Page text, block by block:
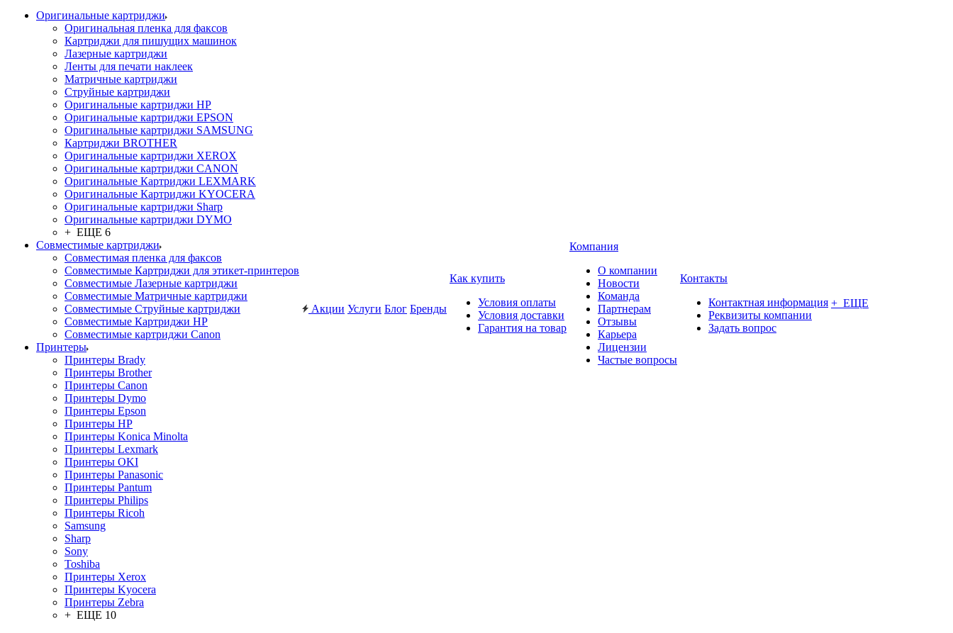
Оригинальные картриджи
Оригинальная пленка для факсов
Картриджи для пишущих машинок
Лазерные картриджи
Ленты для печати наклеек
Матричные картриджи
Струйные картриджи
Оригинальные картриджи HP
Оригинальные картриджи EPSON
Оригинальные картриджи SAMSUNG
Картриджи BROTHER
Оригинальные картриджи XEROX
Оригинальные картриджи CANON
Оригинальные Картриджи LEXMARK
Оригинальные Картриджи KYOCERA
Оригинальные картриджи Sharp
Оригинальные картриджи DYMO
+ ЕЩЕ 6
Совместимые картриджи
Совместимая пленка для факсов
Совместимые Картриджи для этикет-принтеров
Совместимые Лазерные картриджи
Совместимые Матричные картриджи
Совместимые Струйные картриджи
Совместимые Картриджи HP
Совместимые картриджи Canon
Принтеры
Принтеры Brady
Принтеры Brother
Принтеры Canon
Принтеры Dymo
Принтеры Epson
Принтеры HP
Принтеры Konica Minolta
Принтеры Lexmark
Принтеры OKI
Принтеры Panasonic
Принтеры Pantum
Принтеры Philips
Принтеры Ricoh
Samsung
Sharp
Sony
Toshiba
Принтеры Xerox
Принтеры Kyocera
Принтеры Zebra
+ ЕЩЕ 10
Акции Услуги Блог Бренды
Как купить
Условия оплаты
Условия доставки
Гарантия на товар
Компания
О компании
Новости
Команда
Партнерам
Отзывы
Карьера
Лицензии
Частые вопросы
Контакты
Контактная информация
Реквизиты компании
Задать вопрос
+ ЕЩЕ